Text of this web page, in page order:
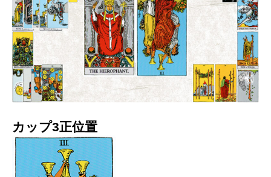
カップ3正位置